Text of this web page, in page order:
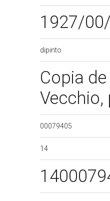
1927/
dipinto
Copia
00079405
14